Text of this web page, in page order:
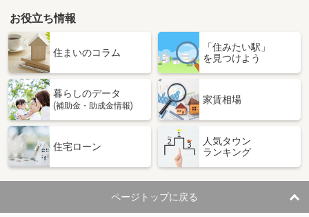
お役立ち情報
住まいのコラム
「住みたい駅」
を見つけよう
暮らしのデータ
(補助金・助成金情報)
家賃相場
住宅ローン
人気タウン
ランキング
ページトップに戻る